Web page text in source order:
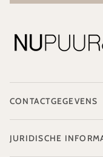
CONTACTGEGEVENS
JURIDISCHE